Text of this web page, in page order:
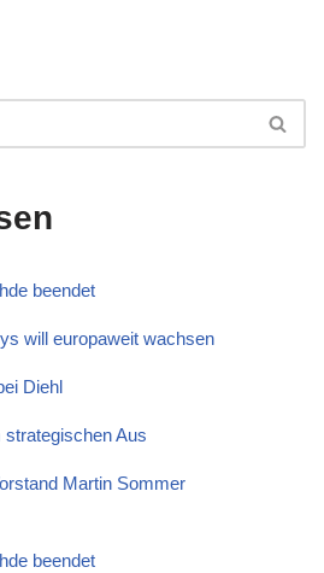
beendet
will europaweit wachsen
Diehl
Aus
Martin Sommer
beendet